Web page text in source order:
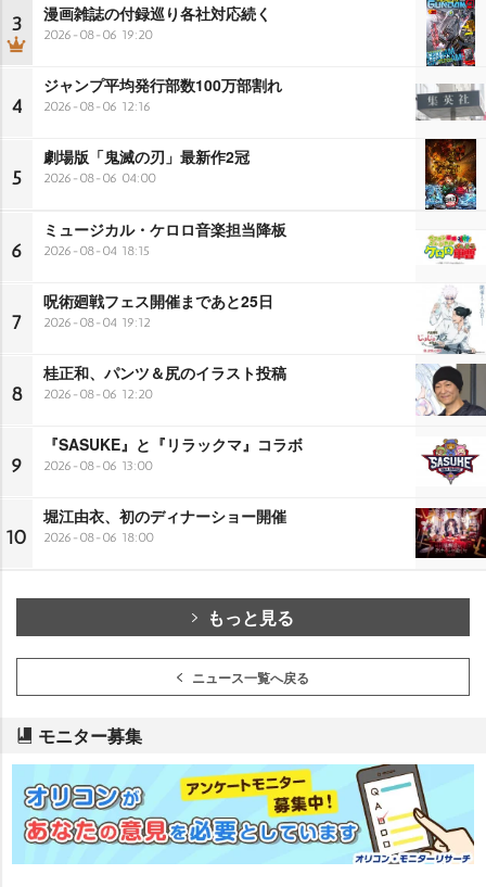
3 漫画雑誌の付録巡り各社対応続く
2026-08-06 19:20
4
ジャンプ平均発行部数100万部割れ
2026-08-06 12:16
5
劇場版「鬼滅の刃」最新作2冠
2026-08-06 04:00
6
ミュージカル・ケロロ音楽担当降板
2026-08-04 18:15
7
呪術廻戦フェス開催まであと25日
2026-08-04 19:12
8
桂正和、パンツ＆尻のイラスト投稿
2026-08-06 12:20
9
『SASUKE』と『リラックマ』コラボ
2026-08-06 13:00
10
堀江由衣、初のディナーショー開催
2026-08-06 18:00
もっと見る
ニュース一覧へ戻る
モニター募集